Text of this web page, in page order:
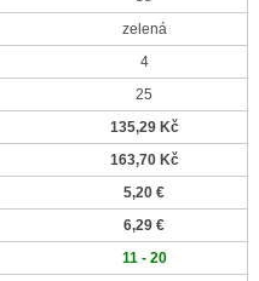
zelená
4
25
135,29 Kč
163,70 Kč
5,20 €
6,29 €
11 - 20